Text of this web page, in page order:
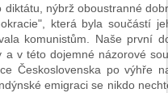
diktátu, nýbrž oboustranné
která byla součástí
komunistům. Naše
v této dojemné názorové
Československa po výhře
emigraci se nikdo